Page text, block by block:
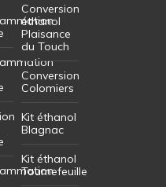
Conversion
éthanol
Plaisance
du Touch
Conversion
Colomiers
Kit éthanol
Blagnac
Kit éthanol
Tournefeuille